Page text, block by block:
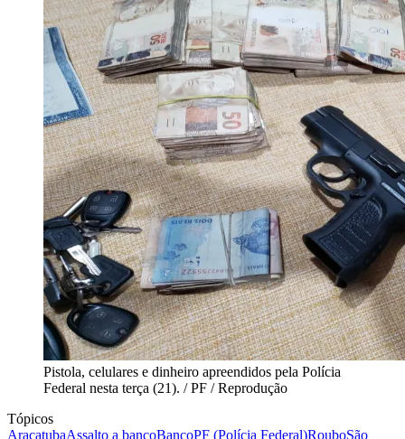
Pistola, celulares e dinheiro apreendidos pela Polícia
Federal nesta terça (21). / PF / Reprodução
Tópicos
AraçatubaAssalto a bancoBancoPF (Polícia Federal)RouboSão